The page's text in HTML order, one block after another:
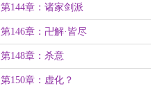
第144章：诸家剑派
第146章：卍解·皆尽
第148章：杀意
第150章：虚化？